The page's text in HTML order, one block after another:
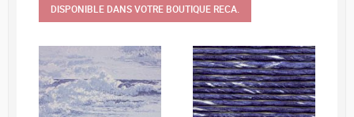
DISPONIBLE DANS VOTRE BOUTIQUE RECA.